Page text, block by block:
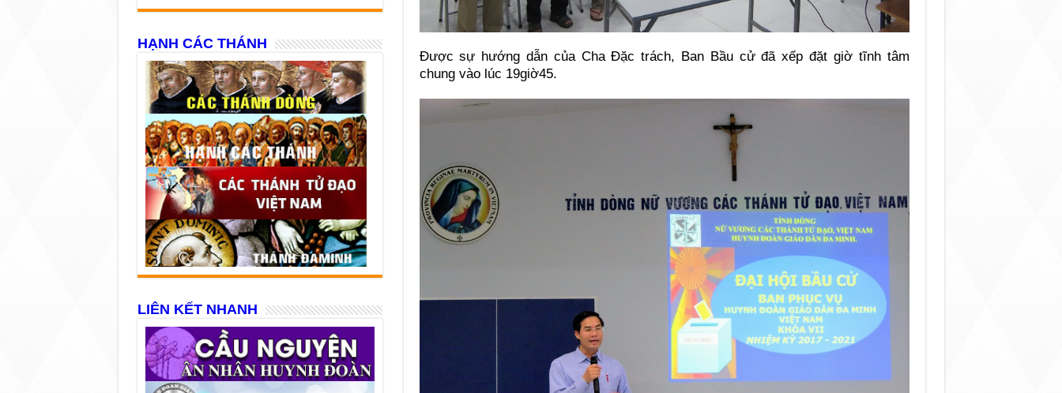
Được sự hướng dẫn của Cha Đặc trách, Ban Bầu cử đã xếp đặt giờ tĩnh tâm
chung vào lúc 19giờ45.
HẠNH CÁC THÁNH
LIÊN KẾT NHANH